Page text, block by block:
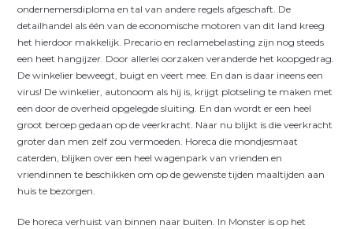
ondernemersdiploma en tal van andere regels afgeschaft. De
detailhandel als één van de economische motoren van dit land kreeg
het hierdoor makkelijk. Precario en reclamebelasting zijn nog steeds
een heet hangijzer. Door allerlei oorzaken veranderde het koopgedrag.
De winkelier beweegt, buigt en veert mee. En dan is daar ineens een
virus! De winkelier, autonoom als hij is, krijgt plotseling te maken met
een door de overheid opgelegde sluiting. En dan wordt er een heel
groot beroep gedaan op de veerkracht. Naar nu blijkt is die veerkracht
groter dan men zelf zou vermoeden. Horeca die mondjesmaat
caterden, blijken over een heel wagenpark van vrienden en
vriendinnen te beschikken om op de gewenste tijden maaltijden aan
huis te bezorgen.
De horeca verhuist van binnen naar buiten. In Monster is op het